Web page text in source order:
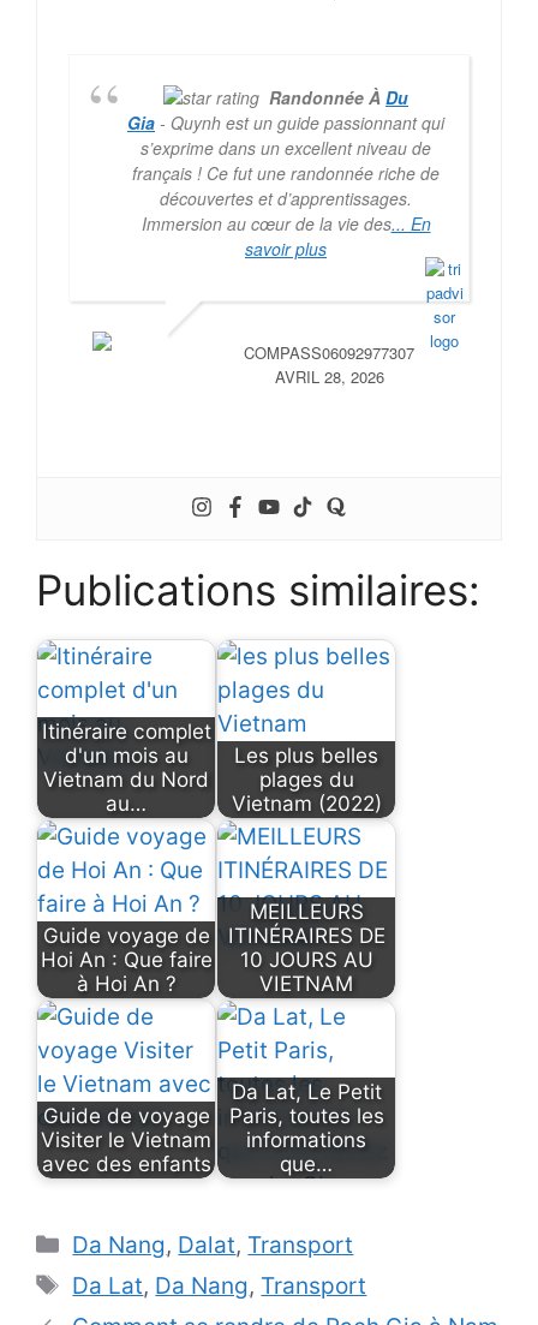
Randonnée À Du
Gia - Quynh est un guide passionnant qui
s’exprime dans un excellent niveau de
français ! Ce fut une randonnée riche de
découvertes et d’apprentissages.
Immersion au cœur de la vie des... En
savoir plus
COMPASS06092977307
AVRIL 28, 2026
Publications similaires:
Itinéraire complet
d'un mois au
Vietnam du Nord
au…
Les plus belles
plages du
Vietnam (2022)
Guide voyage de
Hoi An : Que faire
à Hoi An ?
MEILLEURS
ITINÉRAIRES DE
10 JOURS AU
VIETNAM
Guide de voyage
Visiter le Vietnam
avec des enfants
Da Lat, Le Petit
Paris, toutes les
informations
que…
Catégories
Da Nang, Dalat, Transport
Étiquettes
Da Lat, Da Nang, Transport